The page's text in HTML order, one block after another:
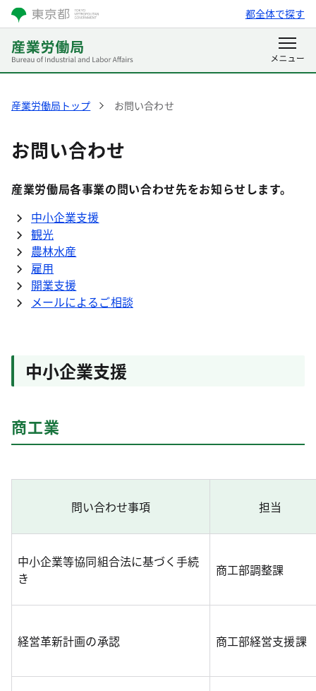
都全体で探す
産業労働局トップ お問い合わせ
お問い合わせ
産業労働局各事業の問い合わせ先をお知らせします。
中小企業支援
観光
農林水産
雇用
開業支援
メールによるご相談
中小企業支援
商工業
問い合わせ事項 担当
中小企業等協同組合法に基づく手続
き
商工部調整課
経営革新計画の承認 商工部経営支援課